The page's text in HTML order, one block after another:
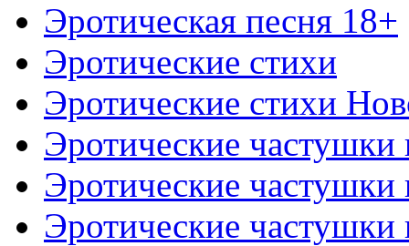
Эротическая песня 18+
Эротические стихи
Эротические стихи
Эротические
Эротические
Эротические